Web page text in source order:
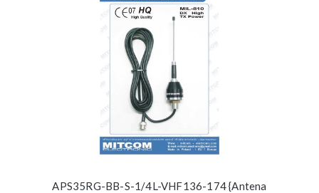
APS35RG-BB-S-1/4L-VHF136-174 {Antena